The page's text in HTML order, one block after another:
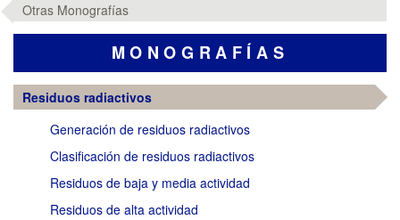
Otras Monografías
MONOGRAFÍAS
Residuos radiactivos
Generación de residuos radiactivos
Clasificación de residuos radiactivos
Residuos de baja y media actividad
Residuos de alta actividad